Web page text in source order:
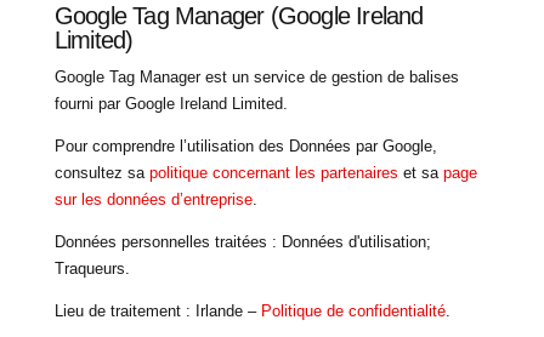
Google Tag Manager (Google Ireland
Limited)
Google Tag Manager est un service de gestion de balises
fourni par Google Ireland Limited.
Pour comprendre l’utilisation des Données par Google,
consultez sa politique concernant les partenaires et sa page
sur les données d’entreprise.
Données personnelles traitées : Données d'utilisation;
Traqueurs.
Lieu de traitement : Irlande – Politique de confidentialité.